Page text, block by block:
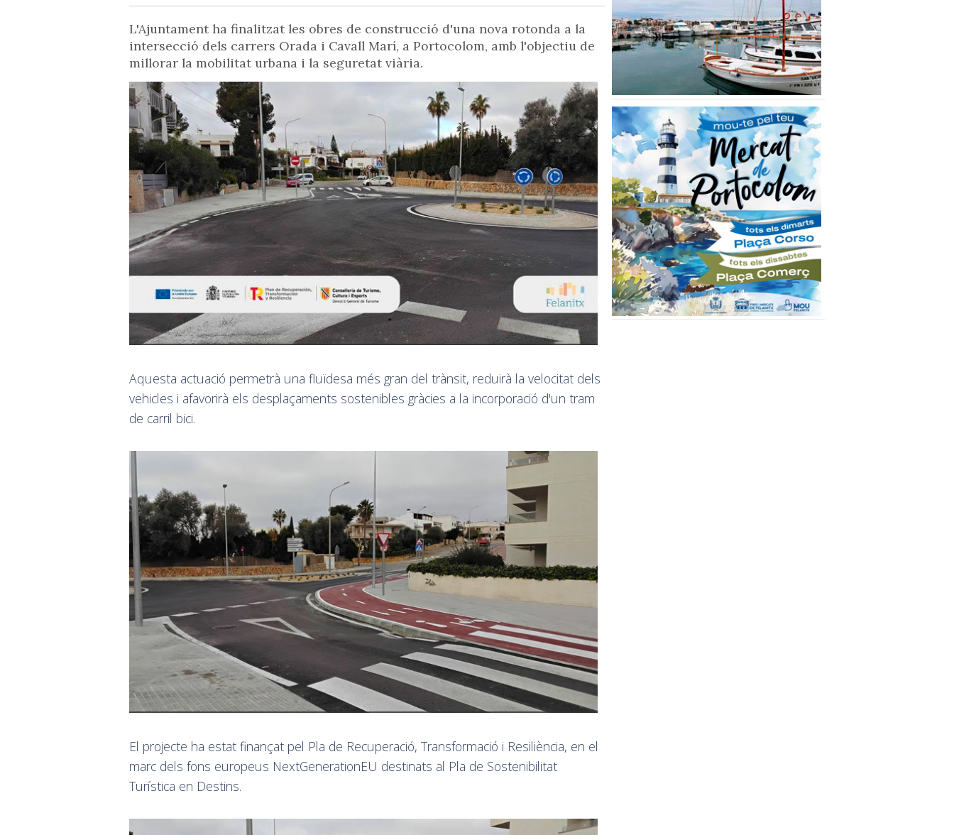
L'Ajuntament ha finalitzat les obres de construcció d'una nova rotonda a la
intersecció dels carrers Orada i Cavall Marí, a Portocolom, amb l'objectiu de
millorar la mobilitat urbana i la seguretat viària.
Aquesta actuació permetrà una fluïdesa més gran del trànsit, reduirà la velocitat dels
vehicles i afavorirà els desplaçaments sostenibles gràcies a la incorporació d'un tram
de carril bici.
El projecte ha estat finançat pel Pla de Recuperació, Transformació i Resiliència, en el
marc dels fons europeus NextGenerationEU destinats al Pla de Sostenibilitat
Turística en Destins.